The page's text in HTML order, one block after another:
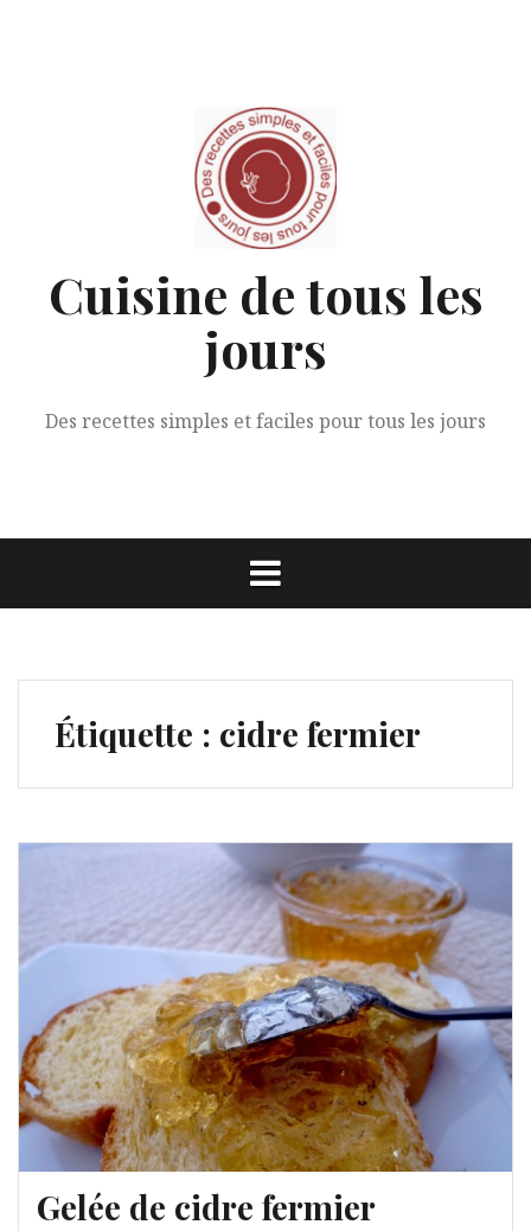
Cuisine de tous les
jours
Des recettes simples et faciles pour tous les jours
Étiquette : cidre fermier
Gelée de cidre fermier